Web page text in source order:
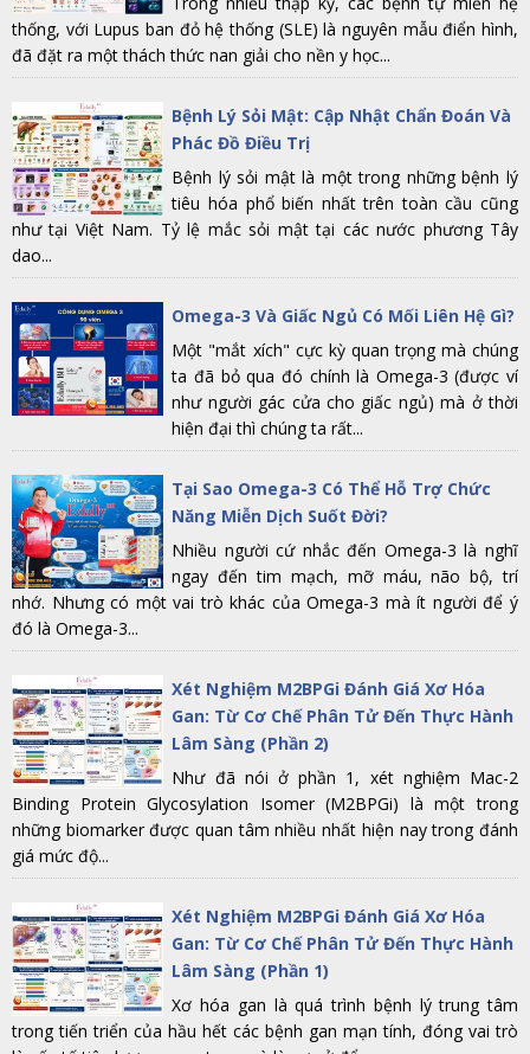
thống, với Lupus ban đỏ hệ thống (SLE) là nguyên mẫu điển hình,
đã đặt ra một thách thức nan giải cho nền y học...
Bệnh Lý Sỏi Mật: Cập Nhật Chẩn Đoán Và
Phác Đồ Điều Trị
Bệnh lý sỏi mật là một trong những bệnh lý
tiêu hóa phổ biến nhất trên toàn cầu cũng
như tại Việt Nam. Tỷ lệ mắc sỏi mật tại các nước phương Tây
dao...
Omega-3 Và Giấc Ngủ Có Mối Liên Hệ Gì?
Một "mắt xích" cực kỳ quan trọng mà chúng
ta đã bỏ qua đó chính là Omega-3 (được ví
như người gác cửa cho giấc ngủ) mà ở thời
hiện đại thì chúng ta rất...
Tại Sao Omega-3 Có Thể Hỗ Trợ Chức
Năng Miễn Dịch Suốt Đời?
Nhiều người cứ nhắc đến Omega-3 là nghĩ
ngay đến tim mạch, mỡ máu, não bộ, trí
nhớ. Nhưng có một vai trò khác của Omega-3 mà ít người để ý
đó là Omega-3...
Xét Nghiệm M2BPGi Đánh Giá Xơ Hóa
Gan: Từ Cơ Chế Phân Tử Đến Thực Hành
Lâm Sàng (Phần 2)
Như đã nói ở phần 1, xét nghiệm Mac-2
Binding Protein Glycosylation Isomer (M2BPGi) là một trong
những biomarker được quan tâm nhiều nhất hiện nay trong đánh
giá mức độ...
Xét Nghiệm M2BPGi Đánh Giá Xơ Hóa
Gan: Từ Cơ Chế Phân Tử Đến Thực Hành
Lâm Sàng (Phần 1)
Xơ hóa gan là quá trình bệnh lý trung tâm
trong tiến triển của hầu hết các bệnh gan mạn tính, đóng vai trò